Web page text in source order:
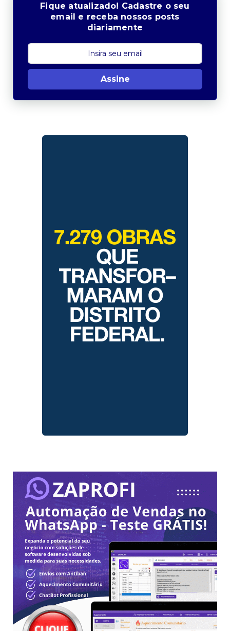
Fique atualizado! Cadastre o seu
email e receba nossos posts
diariamente
Assine